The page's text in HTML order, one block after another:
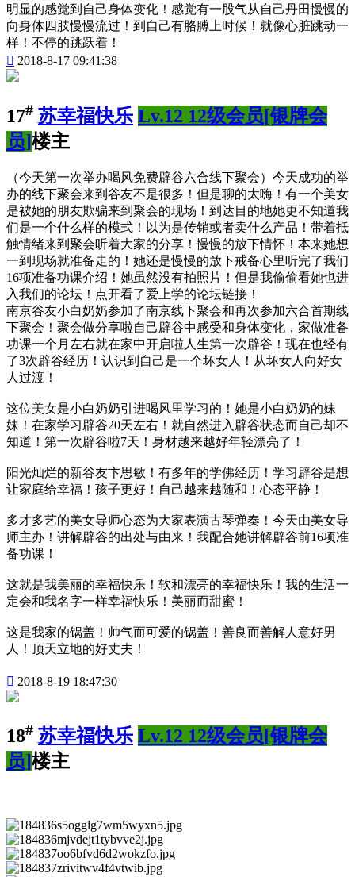
明显的感觉到自己身体变化！感觉有一股气从自己丹田慢慢的
向身体四肢慢慢流过！到自己有胳膊上时候！就像心脏跳动一
样！不停的跳跃着！
 2018-8-17 09:41:38
17# 苏幸福快乐 Lv.12 12级会员[银牌会
员]楼主
（今天第一次举办喝风免费辟谷六合线下聚会）今天成功的举
办的线下聚会来到谷友不是很多！但是聊的太嗨！有一个美女
是被她的朋友欺骗来到聚会的现场！到达目的地她更不知道我
们是一个什么样的模式！以为是传销或者卖什么产品！带着抵
触情绪来到聚会听着大家的分享！慢慢的放下情怀！本来她想
一到现场就准备走的！她还是慢慢的放下戒备心里听完了我们
16项准备功课介绍！她虽然没有拍照片！但是我偷偷看她也进
入我们的论坛！点开看了爱上学的论坛链接！
南京谷友小白奶奶参加了南京线下聚会和再次参加六合首期线
下聚会！聚会做分享啦自己辟谷中感受和身体变化，家做准备
功课一个月左右就在家中开启啦人生第一次辟谷！现在也经有
了3次辟谷经历！认识到自己是一个坏女人！从坏女人向好女
人过渡！
这位美女是小白奶奶引进喝风里学习的！她是小白奶奶的妹
妹！在家学习辟谷20天左右！就自然进入辟谷状态而自己却不
知道！第一次辟谷啦7天！身材越来越好年轻漂亮了！
阳光灿烂的新谷友卞思敏！有多年的学佛经历！学习辟谷是想
让家庭给幸福！孩子更好！自己越来越随和！心态平静！
多才多艺的美女导师心态为大家表演古琴弹奏！今天由美女导
师主办！讲解辟谷的出处与由来！我配合她讲解辟谷前16项准
备功课！
这就是我美丽的幸福快乐！软和漂亮的幸福快乐！我的生活一
定会和我名字一样幸福快乐！美丽而甜蜜！
这是我家的锅盖！帅气而可爱的锅盖！善良而善解人意好男
人！顶天立地的好丈夫！
 2018-8-19 18:47:30
18# 苏幸福快乐 Lv.12 12级会员[银牌会
员]楼主